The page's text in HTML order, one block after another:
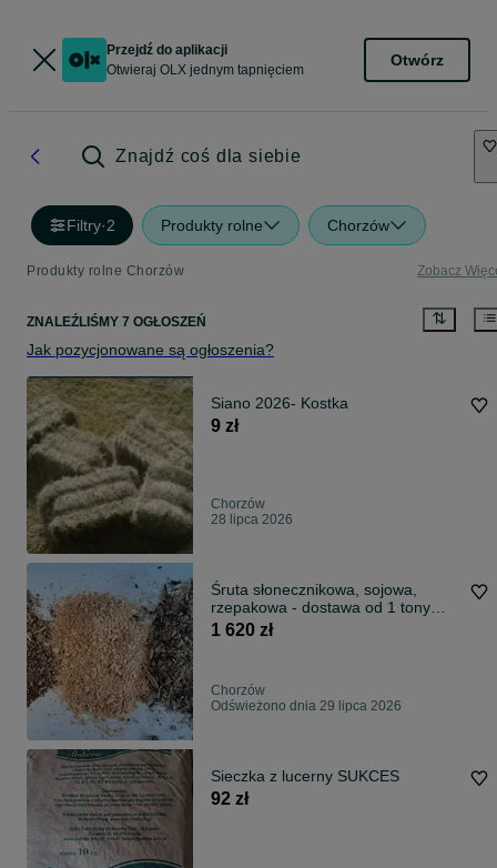
Przejdź do aplikacji
Otwieraj OLX jednym tapnięciem
Otwórz
Znajdź coś dla siebie
Filtry·2 Produkty rolne Chorzów
Produkty rolne Chorzów Zobacz
ZNALEŹLIŚMY 7 OGŁOSZEŃ
Jak pozycjonowane są ogłoszenia?
Siano 2026- Kostka
9 zł
Chorzów
28 lipca 2026
Śruta słonecznikowa, sojowa,
rzepakowa - dostawa od 1 tony
cały kraj
1 620 zł
Chorzów
Odświeżono dnia 29 lipca 2026
Sieczka z lucerny SUKCES
92 zł